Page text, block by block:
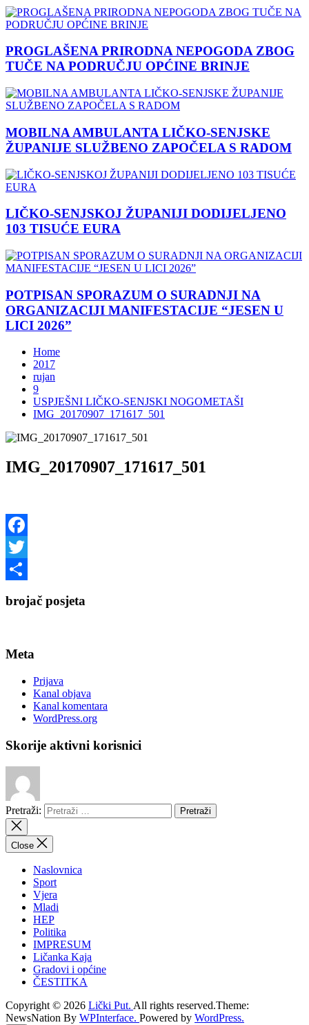
PROGLAŠENA PRIRODNA NEPOGODA ZBOG
TUČE NA PODRUČJU OPĆINE BRINJE
MOBILNA AMBULANTA LIČKO-SENJSKE
ŽUPANIJE SLUŽBENO ZAPOČELA S RADOM
LIČKO-SENJSKOJ ŽUPANIJI DODIJELJENO
103 TISUĆE EURA
POTPISAN SPORAZUM O SURADNJI NA
ORGANIZACIJI MANIFESTACIJE “JESEN U
LICI 2026”
Home
2017
rujan
9
USPJEŠNI LIČKO-SENJSKI NOGOMETAŠI
IMG_20170907_171617_501
IMG_20170907_171617_501
Facebook
Twitter
brojač posjeta
Meta
Prijava
Kanal objava
Kanal komentara
WordPress.org
Skorije aktivni korisnici
Pretraži:
Close
Naslovnica
Sport
Vjera
Mladi
HEP
Politika
IMPRESUM
Ličanka Kaja
Gradovi i općine
ČESTITKA
Copyright © 2026 Lički Put. All rights reserved.Theme:
NewsNation By WPInterface. Powered by WordPress.